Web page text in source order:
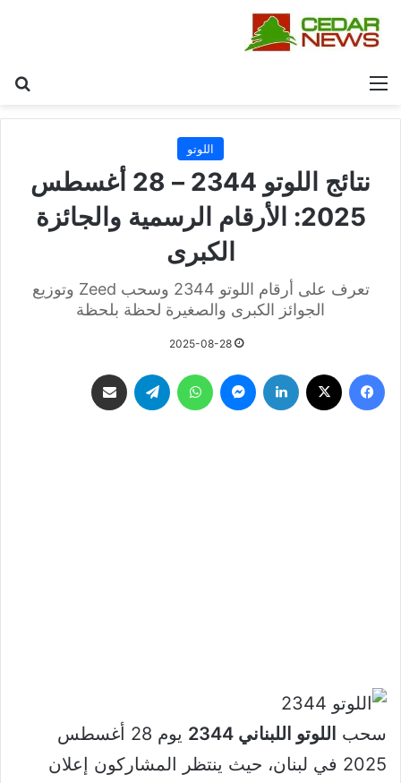
القائمة
اللوتو
نتائج اللوتو 2344 – 28 أغسطس
2025: الأرقام الرسمية والجائزة
الكبرى
تعرف على أرقام اللوتو 2344 وسحب Zeed وتوزيع
الجوائز الكبرى والصغيرة لحظة بلحظة
2025-08-28
فيسبوك لينكدإن ماسنجر واتساب تيلقرام
سحب اللوتو اللبناني 2344
يوم 28 أغسطس
2025 في لبنان، حيث ينتظر المشاركون إعلان